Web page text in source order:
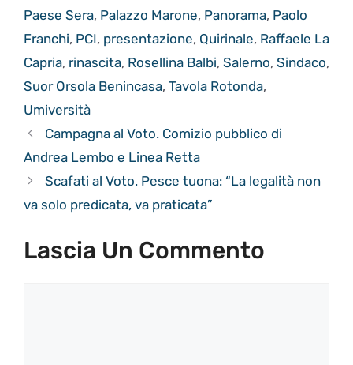
Paese Sera, Palazzo Marone, Panorama, Paolo
Franchi, PCI, presentazione, Quirinale, Raffaele La
Capria, rinascita, Rosellina Balbi, Salerno, Sindaco,
Suor Orsola Benincasa, Tavola Rotonda,
Umiversità
Campagna al Voto. Comizio pubblico di
Andrea Lembo e Linea Retta
Scafati al Voto. Pesce tuona: “La legalità non
va solo predicata, va praticata”
Lascia Un Commento